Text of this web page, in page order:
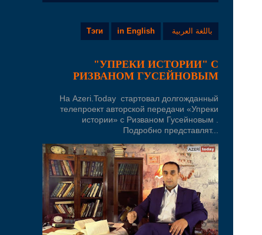
باللغة العربية in English
Тэги
"УПРЕКИ ИСТОРИИ" С
РИЗВАНОМ ГУСЕЙНОВЫМ
На Azeri.Today стартовал долгожданный
телепроект авторской передачи «Упреки
истории» с Ризваном Гусейновым .
Подробно представлят...